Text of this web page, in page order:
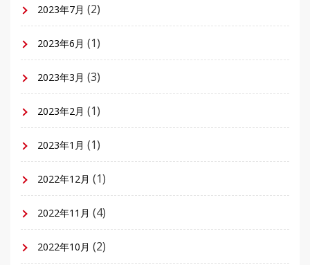
2023年7月 (2)
2023年6月 (1)
2023年3月 (3)
2023年2月 (1)
2023年1月 (1)
2022年12月 (1)
2022年11月 (4)
2022年10月 (2)